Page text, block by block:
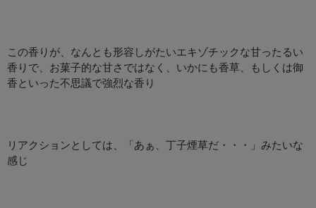
この香りが、なんとも形容しがたいエキゾチックな甘ったるい
香りで、お菓子的な甘さではなく、いかにも香草、もしくは御
香といった不思議で強烈な香り
リアクションとしては、「あぁ、丁子煙草だ・・・」みたいな
感じ